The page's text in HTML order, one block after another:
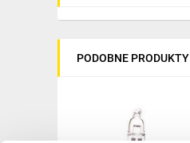
PODOBNE PRODUKTY